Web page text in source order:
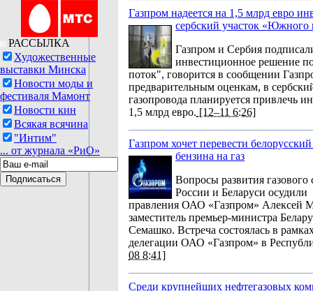
РАССЫЛКА
Художественные
выставки Минска
Новости моды и
фестиваля Мамонт
Новости кин
Всякая всячина
"Интим"
... от журнала «РиО»
Газпром надеется на 1,5 млрд евро
сербский участок «Южного
Газпром и Сербия
инвестиционное решение
поток", говорится в сообщении
предварительным оценкам, в
газопровода планируется привлечь
1,5 млрд евро. [12–11 6:26]
Газпром хочет перевести
бензина на газ
Вопросы развития газового
России и Беларуси осудили
правления ОАО «Газпром» Алексей
заместитель премьер-министра
Семашко. Встреча состоялась в
делегации ОАО «Газпром» в
08 8:41]
Среди крупнейших нефтегазовых